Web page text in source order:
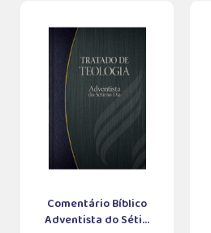
Comentário Bíblico
Adventista do Séti...